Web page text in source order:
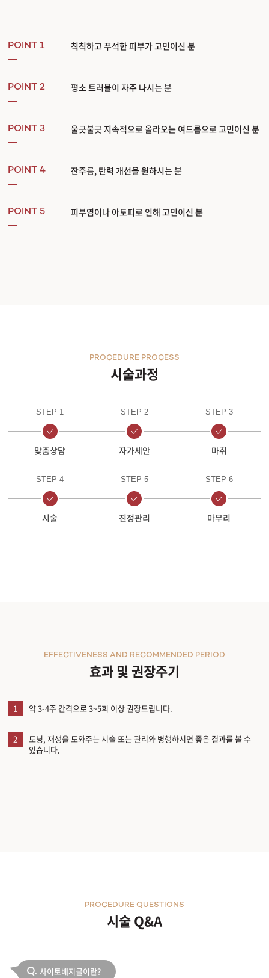
POINT 1 칙칙하고 푸석한 피부가 고민이신 분
POINT 2 평소 트러블이 자주 나시는 분
POINT 3 울긋불긋 지속적으로 올라오는 여드름으로 고민이신 분
POINT 4 잔주름, 탄력 개선을 원하시는 분
POINT 5 피부염이나 아토피로 인해 고민이신 분
시술과정
PROCEDURE PROCESS
STEP 1
맞춤상담
STEP 2
자가세안
STEP 3
마취
STEP 4
시술
STEP 5
진정관리
STEP 6
마무리
효과 및 권장주기
EFFECTIVENESS AND RECOMMENDED PERIOD
1 약 3-4주 간격으로 3~5회 이상 권장드립니다.
2
토닝, 재생을 도와주는 시술 또는 관리와 병행하시면 좋은 결과를 볼 수
있습니다.
시술 Q&A
PROCEDURE QUESTIONS
Q. 사이토베지클이란?